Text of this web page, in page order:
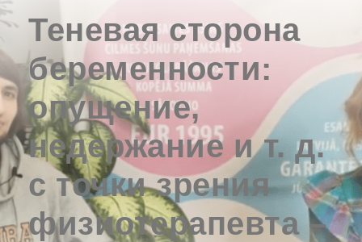
Теневая сторона
беременности:
опущение,
недержание и т. д.
с точки зрения
физиотерапевта –